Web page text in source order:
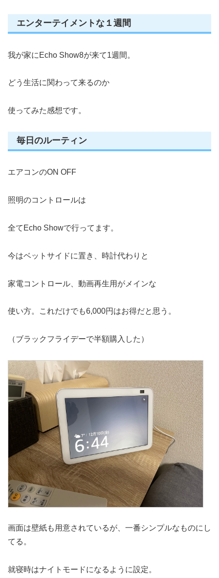
エンターテイメントな１週間
我が家にEcho Show8が来て1週間。
どう生活に関わって来るのか
使ってみた感想です。
毎日のルーティン
エアコンのON OFF
照明のコントロールは
全てEcho Showで行ってます。
今はベットサイドに置き、時計代わりと
家電コントロール、動画再生用がメインな
使い方。これだけでも6,000円はお得だと思う。
（ブラックフライデーで半額購入した）
画面は壁紙も用意されているが、一番シンプルなものにし
てる。
就寝時はナイトモードになるように設定。